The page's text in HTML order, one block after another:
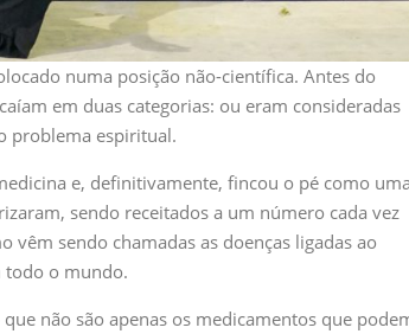
numa posição não-científica. Antes do
em duas categorias: ou eram consideradas
problema espiritual.
e, definitivamente, fincou o pé como
sendo receitados a um número cada vez
vêm sendo chamadas as doenças ligadas ao
todo o mundo.
não são apenas os medicamentos que